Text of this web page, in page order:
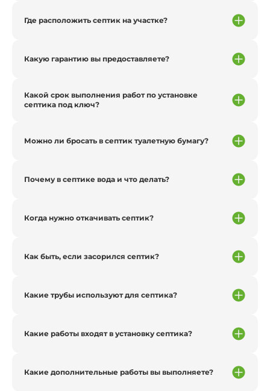
Где расположить септик на участке?
Какую гарантию вы предоставляете?
Какой срок выполнения работ по установке
септика под ключ?
Можно ли бросать в септик туалетную бумагу?
Почему в септике вода и что делать?
Когда нужно откачивать септик?
Как быть, если засорился септик?
Какие трубы используют для септика?
Какие работы входят в установку септика?
Какие дополнительные работы вы выполняете?